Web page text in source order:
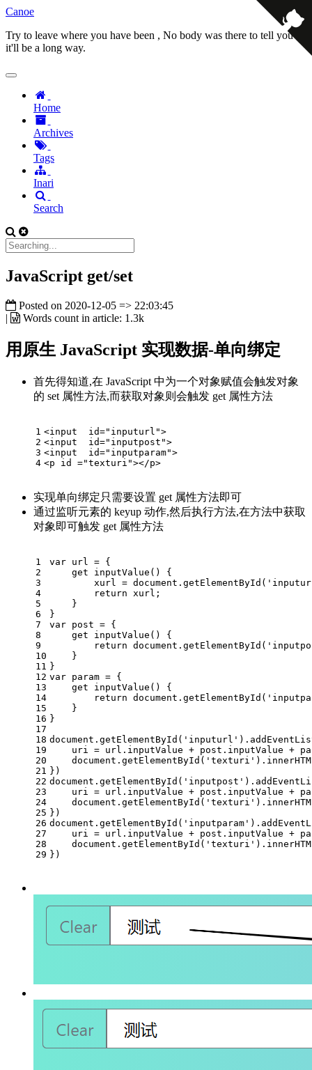
Canoe
Try to leave where you have been , No body was there to tell you
it'll be a long way.
Home
Archives
Tags
Inari
Search
JavaScript get/set
Posted on 2020-12-05 => 22:03:45
|
Words count in article: 1.3k
用原生 JavaScript 实现数据-单向绑定
首先得知道,在 JavaScript 中为一个对象赋值会触发对象
的 set 属性方法,而获取对象则会触发 get 属性方法
1
2
3
4
<input id="inputurl">
<input id="inputpost">
<input id="inputparam">
<p id ="texturi"></p>
实现单向绑定只需要设置 get 属性方法即可
通过监听元素的 keyup 动作,然后执行方法,在方法中获取
对象即可触发 get 属性方法
1
2
3
4
5
6
7
8
9
10
11
12
13
14
15
16
17
18
19
20
21
22
23
24
25
26
27
28
29
var url = {
get inputValue() {
        xurl =
document .getElementById(
return xurl;
    }
}
var post = {
get inputValue() {
return document .getElementById(
    }
}
var param = {
get inputValue() {
return document .getElementById(
    }
}
document .getElementById( 'inputurl'
uri = url.inputValue + post.inputValue +
document .getElementById( 'texturi'
})
document .getElementById( 'inputpost'
uri = url.inputValue + post.inputValue +
document .getElementById( 'texturi'
})
document .getElementById( 'inputparam'
uri = url.inputValue + post.inputValue +
document .getElementById( 'texturi'
})